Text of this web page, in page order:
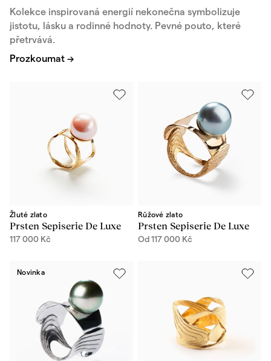
Kolekce inspirovaná energií nekonečna symbolizuje
jistotu, lásku a rodinné hodnoty. Pevné pouto, které
přetrvává.
Prozkoumat →
Žluté zlato
Prsten Sepiserie De Luxe
117 000 Kč
Růžové zlato
Prsten Sepiserie De Luxe
Od117 000 Kč
Novinka